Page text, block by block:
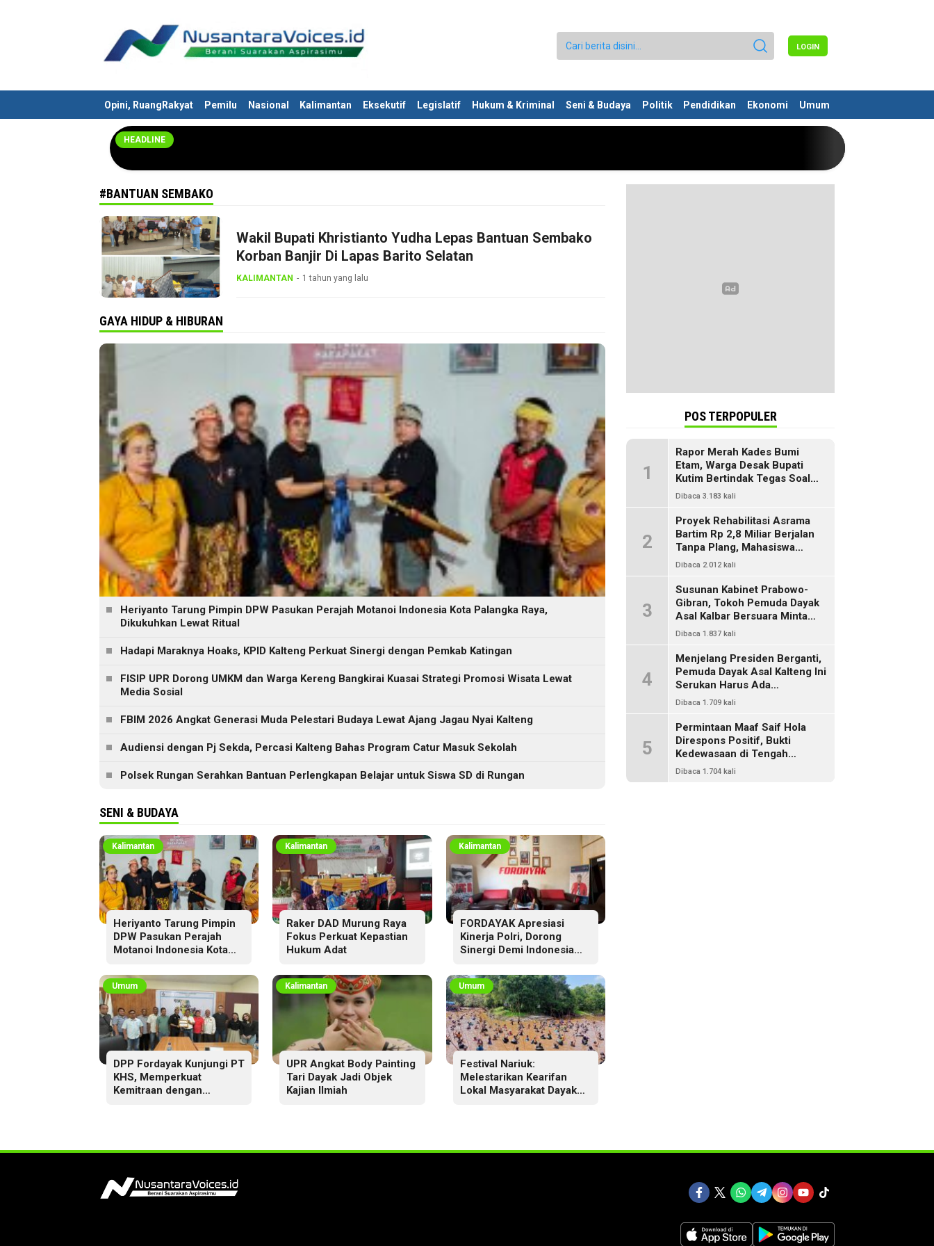
Nusantaravoices.id
Berani Suarakan Aspirasimu
LOGIN
Opini, RuangRakyat Pemilu Nasional Kalimantan Eksekutif Legislatif Hukum & Kriminal Seni & Budaya Politik Pendidikan Ekonomi Umum
HEADLINE
#BANTUAN SEMBAKO
Wakil Bupati Khristianto Yudha Lepas Bantuan Sembako
Korban Banjir Di Lapas Barito Selatan
KALIMANTAN 1 tahun yang lalu
GAYA HIDUP & HIBURAN
Heriyanto Tarung Pimpin DPW Pasukan Perajah Motanoi Indonesia Kota Palangka Raya,
Dikukuhkan Lewat Ritual
Hadapi Maraknya Hoaks, KPID Kalteng Perkuat Sinergi dengan Pemkab Katingan
FISIP UPR Dorong UMKM dan Warga Kereng Bangkirai Kuasai Strategi Promosi Wisata Lewat
Media Sosial
FBIM 2026 Angkat Generasi Muda Pelestari Budaya Lewat Ajang Jagau Nyai Kalteng
Audiensi dengan Pj Sekda, Percasi Kalteng Bahas Program Catur Masuk Sekolah
Polsek Rungan Serahkan Bantuan Perlengkapan Belajar untuk Siswa SD di Rungan
SENI & BUDAYA
Kalimantan
Heriyanto Tarung Pimpin
DPW Pasukan Perajah
Motanoi Indonesia Kota
Dikukuhkan Lewat Ritual
Kalimantan
Raker DAD Murung Raya
Fokus Perkuat Kepastian
Hukum Adat
Kalimantan
FORDAYAK Apresiasi
Kinerja Polri, Dorong
Sinergi Demi Indonesia
Umum
DPP Fordayak Kunjungi PT
KHS, Memperkuat
Kemitraan dengan
Kalimantan
UPR Angkat Body Painting
Tari Dayak Jadi Objek
Kajian Ilmiah
Umum
Festival Nariuk:
Melestarikan Kearifan
Lokal Masyarakat Dayak
POS TERPOPULER
1
Rapor Merah Kades Bumi
Etam, Warga Desak Bupati
Kutim Bertindak Tegas Soal
Penyelewengan Dana SILPA
Dibaca 3.183 kali
2
Proyek Rehabilitasi Asrama
Bartim Rp 2,8 Miliar Berjalan
Tanpa Plang, Mahasiswa
Pertanyakan Transparansi
Dibaca 2.012 kali
3
Susunan Kabinet Prabowo-
Gibran, Tokoh Pemuda Dayak
Asal Kalbar Bersuara Minta
Harus Ada Representasi Dari
Dibaca 1.837 kali
4
Menjelang Presiden Berganti,
Pemuda Dayak Asal Kalteng Ini
Serukan Harus Ada
Keterwakilan Bangsa Dayak
Dibaca 1.709 kali
5
Permintaan Maaf Saif Hola
Direspons Positif, Bukti
Kedewasaan di Tengah
Polemik Konten
Dibaca 1.704 kali